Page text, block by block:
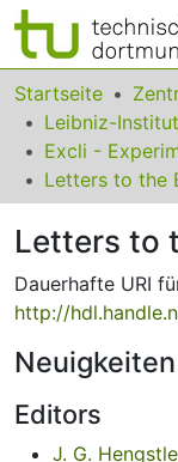
Bereiche &
Das gesamte
Statistiken
FAQ
Leitlinien
Zurück zur
Startseite
Letters to the
Letters to
Dauerhafte URI
http://
Neuigkeiten
Editors
J. G.